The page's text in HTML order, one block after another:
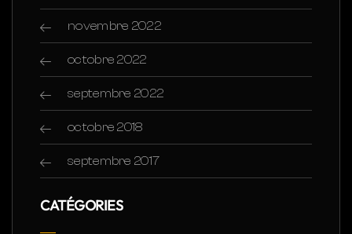
novembre 2022
octobre 2022
septembre 2022
octobre 2018
septembre 2017
CATÉGORIES